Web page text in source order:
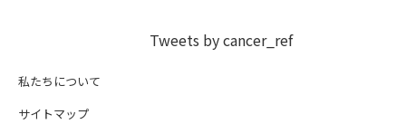
Tweets by cancer_ref
私たちについて
サイトマップ